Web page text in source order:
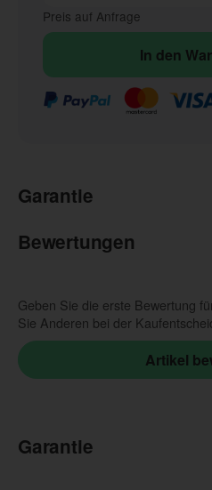
Preis auf Anfrage
In den
Garantie
Bewertungen
Geben Sie die erste Bewertung
Sie Anderen bei der
Garantie